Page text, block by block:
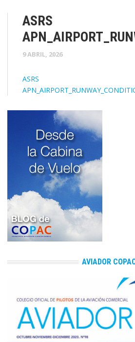
ASRS
9 ABRIL, 2026
ASRS
AVIADOR